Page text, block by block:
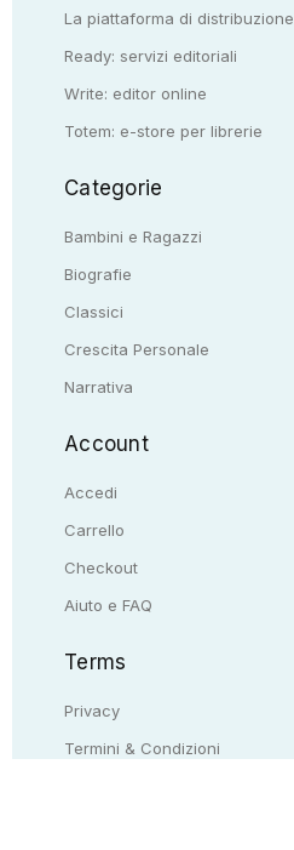
La piattaforma di distribuzione
Ready: servizi editoriali
Write: editor online
Totem: e-store per librerie
Categorie
Bambini e Ragazzi
Biografie
Classici
Crescita Personale
Narrativa
Account
Accedi
Carrello
Checkout
Aiuto e FAQ
Terms
Privacy
Termini & Condizioni